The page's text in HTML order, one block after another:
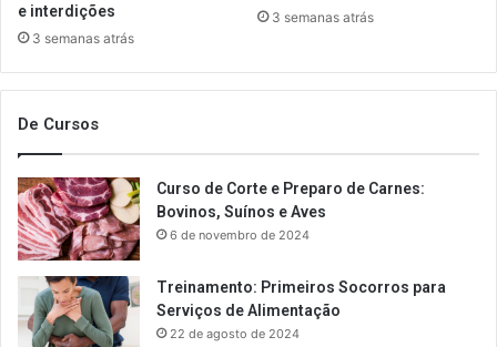
e interdições
3 semanas atrás
3 semanas atrás
De Cursos
Curso de Corte e Preparo de Carnes:
Bovinos, Suínos e Aves
6 de novembro de 2024
Treinamento: Primeiros Socorros para
Serviços de Alimentação
22 de agosto de 2024